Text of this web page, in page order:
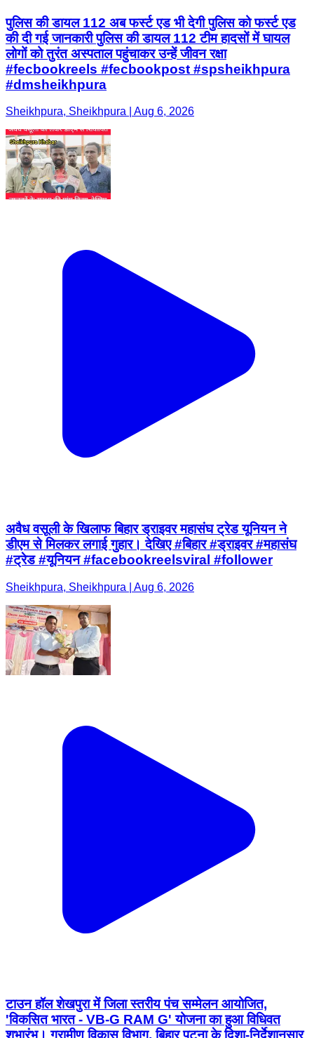
पुलिस की डायल 112 अब फर्स्ट एड भी देगी पुलिस को फर्स्ट एड
की दी गई जानकारी पुलिस की डायल 112 टीम हादसों में घायल
लोगों को तुरंत अस्पताल पहुंचाकर उन्हें जीवन रक्षा
#fecbookreels #fecbookpost #spsheikhpura
#dmsheikhpura
Sheikhpura, Sheikhpura | Aug 6, 2026
अवैध वसूली के खिलाफ बिहार ड्राइवर महासंघ ट्रेड यूनियन ने
डीएम से मिलकर लगाई गुहार। देखिए #बिहार #ड्राइवर #महासंघ
#ट्रेड #यूनियन #facebookreelsviral #follower
Sheikhpura, Sheikhpura | Aug 6, 2026
टाउन हॉल शेखपुरा में जिला स्तरीय पंच सम्मेलन आयोजित,
'विकसित भारत - VB-G RAM G' योजना का हुआ विधिवत